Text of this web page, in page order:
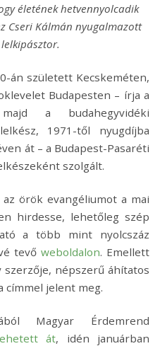
életének hetvennyolcadik
Cseri Kálmán nyugalmazott
án született Kecskeméten,
Budapesten – írja a
a budahegyvidéki
1971-től nyugdíjba
át – a Budapest-Pasaréti
szolgált.
örök evangéliumot a mai
hirdesse, lehetőleg szép
a több mint nyolcszáz
tevő weboldalon. Emellett
népszerű áhítatos
címmel jelent meg.
Magyar Érdemrend
át, idén januárban